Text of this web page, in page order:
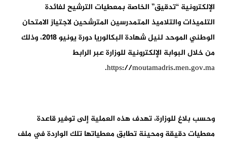
الإلكترونية “تدقيق” الخاصة بمعطيات الترشيح لفائدة
التلميذات والتلاميذ المتمدرسين المترشحين لاجتياز الامتحان
الوطني الموحد لنيل شهادة البكالوريا دورة يونيو 2018، وذلك
من خلال البوابة الإلكترونية للوزارة عبر الرابط
https://moutamadris.men.gov.ma.
وحسب بلاغ للوزارة، تهدف هذه العملية إلى توفير قاعدة
معطيات دقيقة ومحينة تطابق معطياتها تلك الواردة في ملف